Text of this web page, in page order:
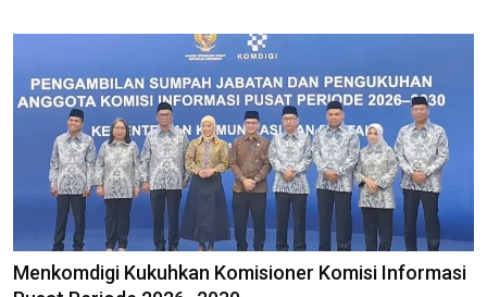
Menkomdigi Kukuhkan Komisioner Komisi Informasi